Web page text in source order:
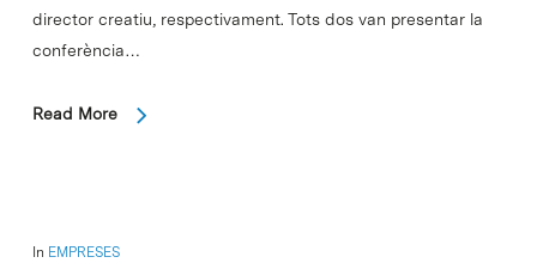
director creatiu, respectivament. Tots dos van presentar la
conferència…
Read More
In EMPRESES